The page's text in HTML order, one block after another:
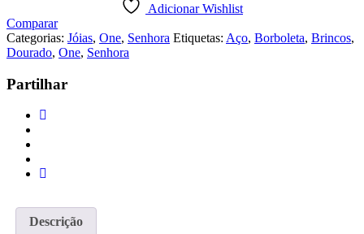
CRYSTAL
Adicionar Wishlist
Comparar
Categorias: Jóias, One, Senhora Etiquetas: Aço, Borboleta, Brincos,
Dourado, One, Senhora
Partilhar
Descrição